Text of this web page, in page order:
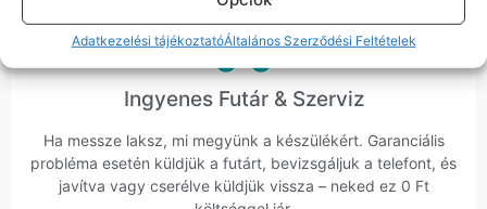
Adatkezelési tájékoztatóÁltalános Szerződési Feltételek
Ingyenes Futár & Szerviz
Ha messze laksz, mi megyünk a készülékért. Garanciális
probléma esetén küldjük a futárt, bevizsgáljuk a telefont, és
javítva vagy cserélve küldjük vissza – neked ez 0 Ft